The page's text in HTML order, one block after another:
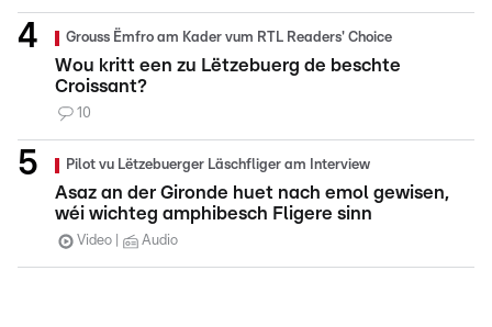
Grouss Ëmfro am Kader vum RTL Readers' Choice
Wou kritt een zu Lëtzebuerg de beschte
Croissant?
10
Pilot vu Lëtzebuerger Läschfliger am Interview
Asaz an der Gironde huet nach emol gewisen,
wéi wichteg amphibesch Fligere sinn
Video Audio